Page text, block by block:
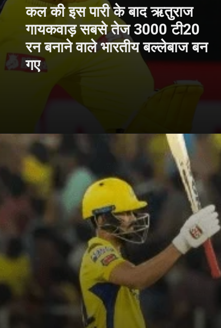
कल की इस पारी के बाद ऋतुराज
गायकवाड़ सबसे तेज 3000 टी20
रन बनाने वाले भारतीय बल्लेबाज बन
गए